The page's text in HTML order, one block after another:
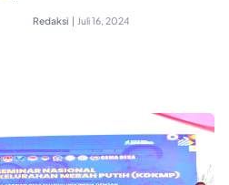
Redaksi | Juli 16, 2024